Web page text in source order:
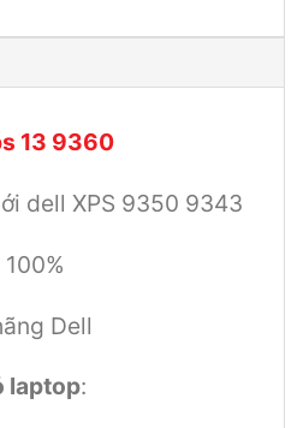
13 9360
dell XPS 9350 9343
Dell
laptop: